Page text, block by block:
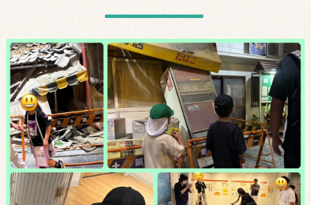
お問い合わせ